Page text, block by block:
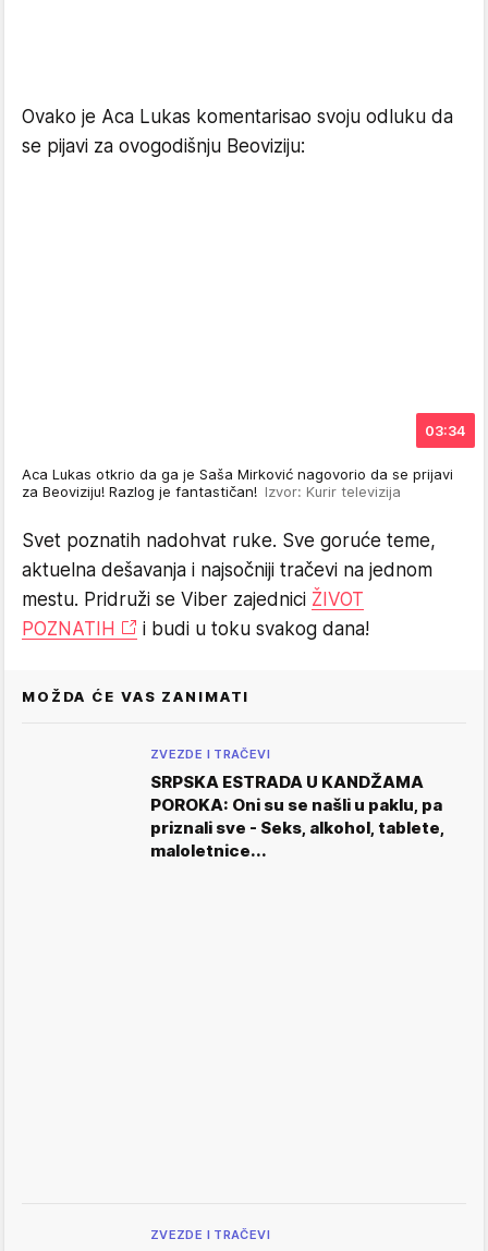
Ovako je Aca Lukas komentarisao svoju odluku da
se pijavi za ovogodišnju Beoviziju:
03:34
Aca Lukas otkrio da ga je Saša Mirković nagovorio da se prijavi
za Beoviziju! Razlog je fantastičan! Izvor: Kurir televizija
Svet poznatih nadohvat ruke. Sve goruće teme,
aktuelna dešavanja i najsočniji tračevi na jednom
mestu. Pridruži se Viber zajednici ŽIVOT
POZNATIH
i budi u toku svakog dana!
MOŽDA ĆE VAS ZANIMATI
ZVEZDE I TRAČEVI
SRPSKA ESTRADA U KANDŽAMA
POROKA: Oni su se našli u paklu, pa
priznali sve - Seks, alkohol, tablete,
maloletnice...
ZVEZDE I TRAČEVI